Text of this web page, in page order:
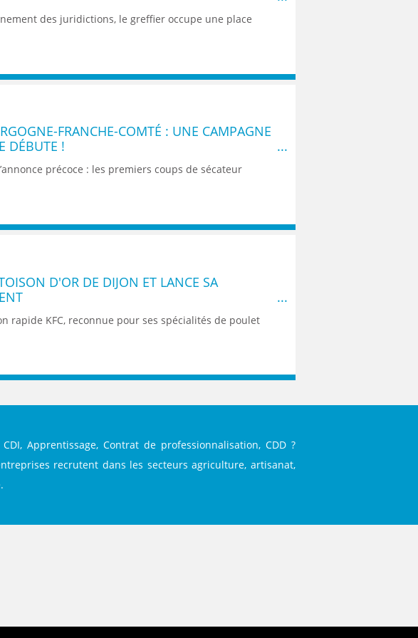
Apprentissage, Contrat de professionnalisation, CDD ?
recrutent dans les secteurs agriculture, artisanat,
des juridictions, le greffier occupe une place
FRANCHE-COMTÉ : UNE CAMPAGNE
DÉBUTE !
précoce : les premiers coups de sécateur
D'OR DE DIJON ET LANCE SA
rapide KFC, reconnue pour ses spécialités de poulet